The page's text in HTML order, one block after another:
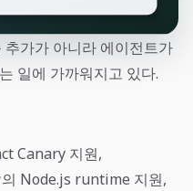
가가 아니라 에이전트가
일에 가까워지고 있다.
Canary 지원,
의 Node.js runtime 지원,